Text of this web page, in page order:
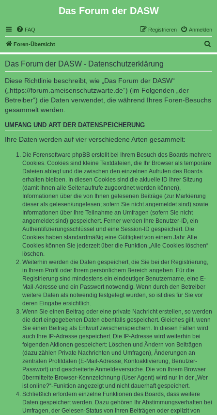
Das Forum der DASW
FAQ Anmelden
Registrieren
Foren-Übersicht
u
Das Forum der DASW - Datenschutzerklärung
Diese Richtlinie beschreibt, wie „Das Forum der DASW“
(„https://forum.ameisenschutzwarte.de“) (im Folgenden „der
Betreiber“) die Daten verwendet, die während Ihres Foren-Besuchs
gesammelt werden.
UMFANG UND ART DER DATENSPEICHERUNG
Ihre Daten werden auf vier verschiedene Arten gesammelt:
Die Forensoftware phpBB erstellt bei Ihrem Besuch des Boards mehrere
Cookies. Cookies sind kleine Textdateien, die Ihr Browser als temporäre
Dateien ablegt und die zwischen den einzelnen Aufrufen des Boards
erhalten bleiben. In diesen Cookies sind die aktuelle ID Ihrer Sitzung
(damit Ihnen alle Seitenaufrufe zugeordnet werden können),
Informationen über die von Ihnen gelesenen Beiträge (zur Markierung
dieser als gelesen/ungelesen; sofern Sie nicht angemeldet sind) sowie
Informationen über Ihre Teilnahme an Umfragen (sofern Sie nicht
angemeldet sind) gespeichert. Ferner werden Ihre Benutzer-ID, ein
Authentifizierungsschlüssel und eine Session-ID gespeichert. Die
Cookies haben standardmäßig eine Gültigkeit von einem Jahr. Alle
Cookies können Sie jederzeit über die Funktion „Alle Cookies löschen“
löschen.
Weiterhin werden die Daten gespeichert, die Sie bei der Registrierung,
in Ihrem Profil oder Ihrem persönlichem Bereich angeben. Für die
Registrierung sind mindestens ein eindeutiger Benutzername, eine E-
Mail-Adresse und ein Passwort notwendig. Wenn durch den Betreiber
weitere Daten als notwendig festgelegt wurden, so ist dies für Sie vor
deren Eingabe ersichtlich.
Wenn Sie einen Beitrag oder eine private Nachricht erstellen, so werden
die dort eingegebenen Daten ebenfalls gespeichert. Gleiches gilt, wenn
Sie einen Beitrag als Entwurf zwischenspeichern. In diesen Fällen wird
auch Ihre IP-Adresse gespeichert. Die IP-Adresse wird weiterhin bei
folgenden Aktionen gespeichert: Löschen und Ändern von Beiträgen
(dazu zählen Private Nachrichten und Umfragen), Änderungen an
zentralen Profildaten (E-Mail-Adresse, Kontoaktivierung, Benutzer-
Passwort) und gescheiterte Anmeldeversuche. Die von Ihrem Browser
übermittelte Browser-Kennzeichnung (User Agent) wird nur in der „Wer
ist online?“-Funktion angezeigt und nicht dauerhaft gespeichert.
Schließlich erfordern einzelne Funktionen des Boards, dass weitere
Daten gespeichert werden. Dazu gehören Ihr Abstimmungsverhalten bei
Umfragen, der Gelesen-Status von Ihren Beiträgen oder explizit von